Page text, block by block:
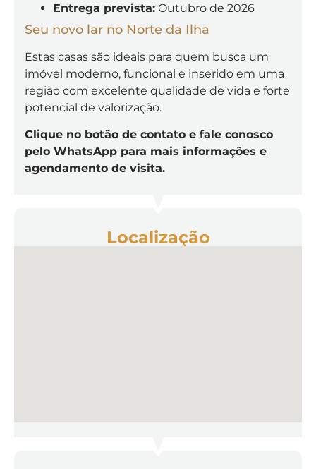
Entrega prevista: Outubro de 2026
Seu novo lar no Norte da Ilha
Estas casas são ideais para quem busca um
imóvel moderno, funcional e inserido em uma
região com excelente qualidade de vida e forte
potencial de valorização.
Clique no botão de contato e fale conosco
pelo WhatsApp para mais informações e
agendamento de visita.
Localização